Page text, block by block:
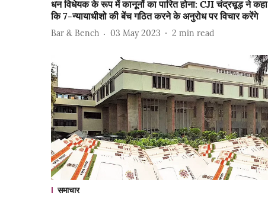
धन विधेयक के रूप में कानूनों का पारित होना: CJI चंद्रचूड़ ने कहा
कि 7-न्यायाधीशो की बेंच गठित करने के अनुरोध पर विचार करेंगे
Bar & Bench 03 May 2023 2 min read
समाचार